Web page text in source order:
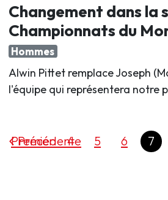
Changement dans la
Championnats du
Hommes
Alwin Pittet remplace Joseph
l'équipe qui représentera notre
Précédente
Premier 4 5 6 7